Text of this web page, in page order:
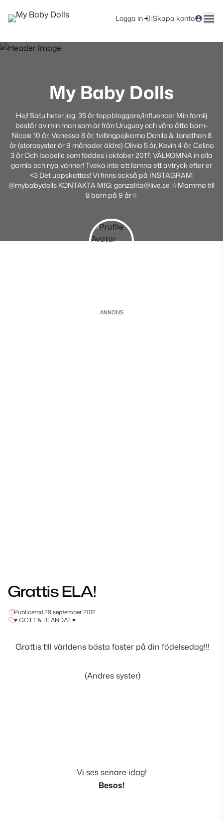
Logga in |Skapa konto
My Baby Dolls
Hej! Satu heter jag, 35 år toppbloggare/influencer Min familj
består av min man som är från Uruguay och våra åtta barn-
Nicole 10 år, Vanessa 8 år, tvillingpojkarna Danilo & Jonathan 8
år (storasyster är 9 månader äldre) Olivia 5 år, Kevin 4 år, Celina
3 år Och Isabelle som föddes i oktober 2017. VÄLKOMNA in alla
gamla och nya vänner! Tveka inte att lämna ett avtryck efter er
<3 Det uppskattas! Vi finns också på INSTAGRAM:
@mybabydolls KONTAKTA MIG: gonzalita@live.se ☆Mamma till
8 barn på 9 år☆
Grattis ELA!
Publicerad,29 september 2012
♥ GOTT & BLANDAT ♥
Grattis till världens bästa faster på din födelsedag!!!
(Andres syster)
Vi ses senare idag!
Besos!